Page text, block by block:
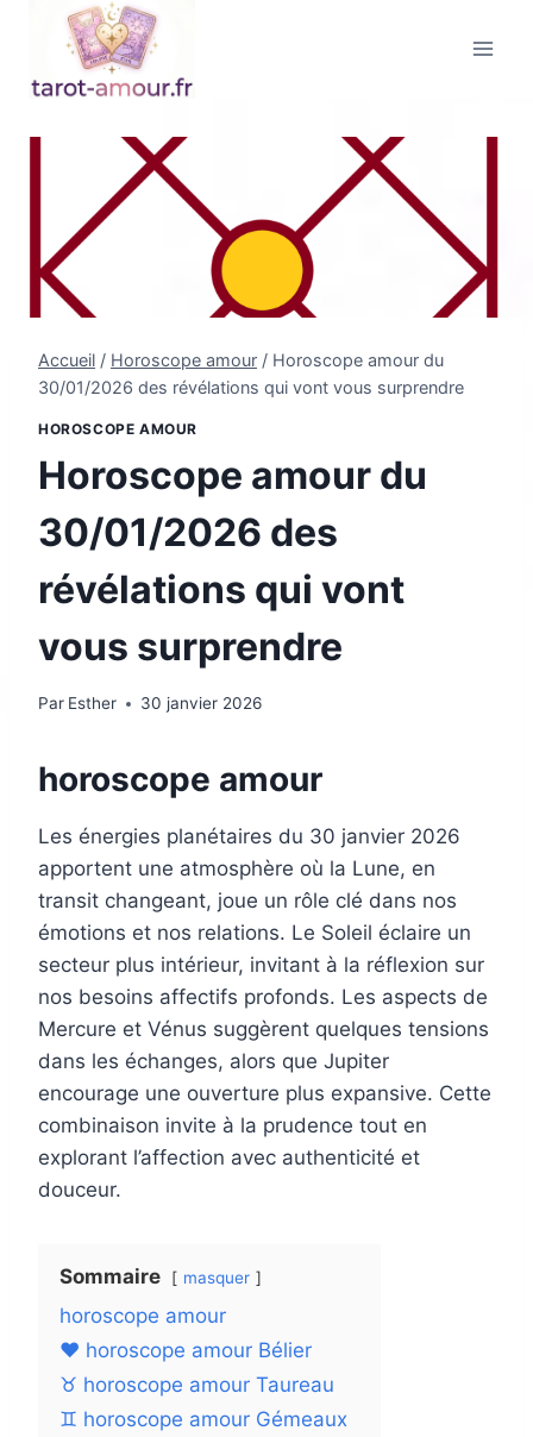
contenu
Accueil / Horoscope amour / Horoscope amour du
30/01/2026 des révélations qui vont vous surprendre
HOROSCOPE AMOUR
Horoscope amour du
30/01/2026 des
révélations qui vont
vous surprendre
Par Esther 30 janvier 2026
horoscope amour
Les énergies planétaires du 30 janvier 2026
apportent une atmosphère où la Lune, en
transit changeant, joue un rôle clé dans nos
émotions et nos relations. Le Soleil éclaire un
secteur plus intérieur, invitant à la réflexion sur
nos besoins affectifs profonds. Les aspects de
Mercure et Vénus suggèrent quelques tensions
dans les échanges, alors que Jupiter
encourage une ouverture plus expansive. Cette
combinaison invite à la prudence tout en
explorant l’affection avec authenticité et
douceur.
Sommaire masquer
horoscope amour
❤️ horoscope amour Bélier
♉ horoscope amour Taureau
♊ horoscope amour Gémeaux